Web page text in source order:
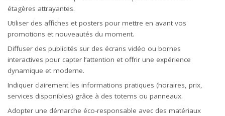
étagères attrayantes.
Utiliser des affiches et posters pour mettre en avant vos
promotions et nouveautés du moment.
Diffuser des publicités sur des écrans vidéo ou bornes
interactives pour capter l’attention et offrir une expérience
dynamique et moderne.
Indiquer clairement les informations pratiques (horaires, prix,
services disponibles) grâce à des totems ou panneaux.
Adopter une démarche éco-responsable avec des matériaux